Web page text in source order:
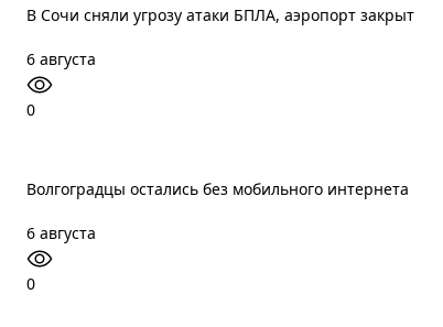
В Сочи сняли угрозу атаки БПЛА, аэропорт закрыт
6 августа
0
Волгоградцы остались без мобильного интернета
6 августа
0